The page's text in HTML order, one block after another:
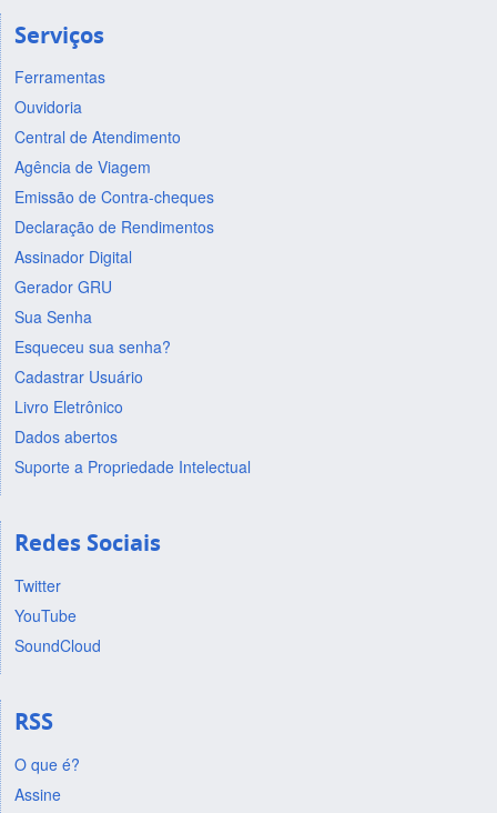
Serviços
Ferramentas
Ouvidoria
Central de Atendimento
Agência de Viagem
Emissão de Contra-cheques
Declaração de Rendimentos
Assinador Digital
Gerador GRU
Sua Senha
Esqueceu sua senha?
Cadastrar Usuário
Livro Eletrônico
Dados abertos
Suporte a Propriedade Intelectual
Redes Sociais
Twitter
YouTube
SoundCloud
RSS
O que é?
Assine